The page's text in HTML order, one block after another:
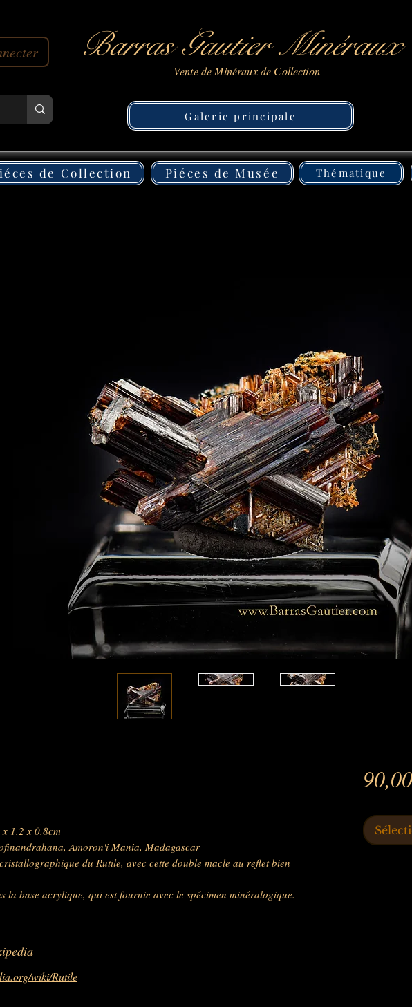
Barras Gautier Minéraux
Vente de Minéraux de Collection
Galerie principale
de Collection Piéces de Musée Thématique
1.2 x 0.8cm
Amoron'i Mania, Madagascar
du Rutile, avec cette double macle au reflet bien
la base acrylique, qui est fournie avec le spécimen minéralogique.
wiki/Rutile